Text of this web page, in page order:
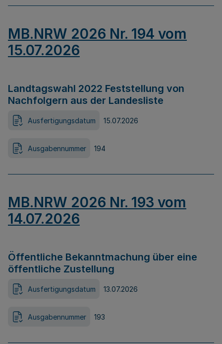
MB.NRW 2026 Nr. 194 vom
15.07.2026
Landtagswahl 2022 Feststellung von
Nachfolgern aus der Landesliste
Ausfertigungsdatum 15.07.2026
Ausgabennummer 194
MB.NRW 2026 Nr. 193 vom
14.07.2026
Öffentliche Bekanntmachung über eine
öffentliche Zustellung
Ausfertigungsdatum 13.07.2026
Ausgabennummer 193